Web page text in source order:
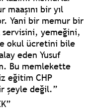
bir yıl
Yani bir memur bir
servisini, yemeğini,
okul ücretini bile
eden Yusuf
Bu memlekette
eğitim CHP
şeyle değil.”